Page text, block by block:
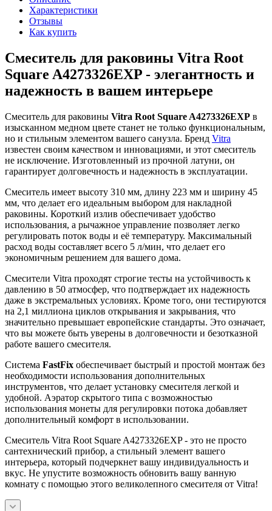
Характеристики
Отзывы
Как купить
Смеситель для раковины Vitra Root
Square A4273326EXP - элегантность и
надежность в вашем интерьере
Смеситель для раковины Vitra Root Square A4273326EXP в
изысканном медном цвете станет не только функциональным,
но и стильным элементом вашего санузла. Бренд Vitra
известен своим качеством и инновациями, и этот смеситель
не исключение. Изготовленный из прочной латуни, он
гарантирует долговечность и надежность в эксплуатации.
Смеситель имеет высоту 310 мм, длину 223 мм и ширину 45
мм, что делает его идеальным выбором для накладной
раковины. Короткий излив обеспечивает удобство
использования, а рычажное управление позволяет легко
регулировать поток воды и её температуру. Максимальный
расход воды составляет всего 5 л/мин, что делает его
экономичным решением для вашего дома.
Смесители Vitra проходят строгие тесты на устойчивость к
давлению в 50 атмосфер, что подтверждает их надежность
даже в экстремальных условиях. Кроме того, они тестируются
на 2,1 миллиона циклов открывания и закрывания, что
значительно превышает европейские стандарты. Это означает,
что вы можете быть уверены в долговечности и безотказной
работе вашего смесителя.
Система FastFix обеспечивает быстрый и простой монтаж без
необходимости использования дополнительных
инструментов, что делает установку смесителя легкой и
удобной. Аэратор скрытого типа с возможностью
использования монеты для регулировки потока добавляет
дополнительный комфорт в использовании.
Смеситель Vitra Root Square A4273326EXP - это не просто
сантехнический прибор, а стильный элемент вашего
интерьера, который подчеркнет вашу индивидуальность и
вкус. Не упустите возможность обновить вашу ванную
комнату с помощью этого великолепного смесителя от Vitra!